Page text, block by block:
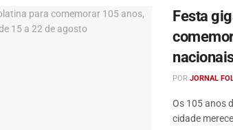
Festa
POR JORNAL
Os 105 anos
cidade